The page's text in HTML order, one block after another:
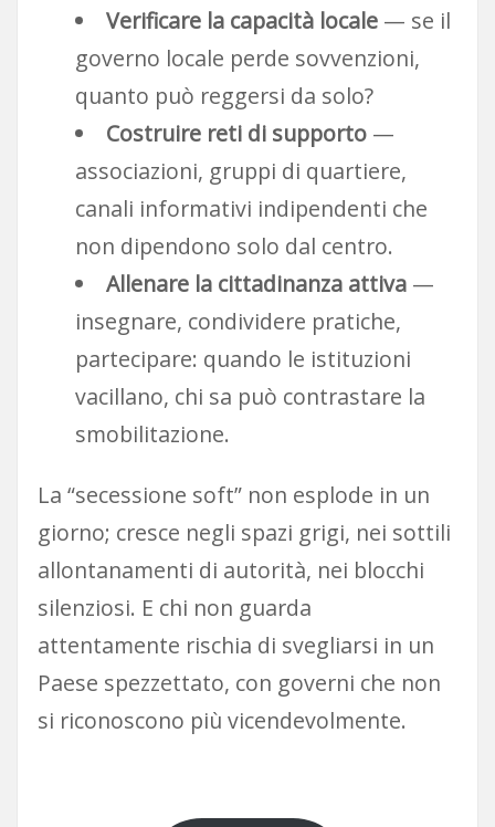
Verificare la capacità locale— se il
governo locale perde sovvenzioni,
quanto può reggersi da solo?
Costruire reti di supporto—
associazioni, gruppi di quartiere,
canali informativi indipendenti che
non dipendono solo dal centro.
Allenare la cittadinanza attiva—
insegnare, condividere pratiche,
partecipare: quando le istituzioni
vacillano, chi sa può contrastare la
smobilitazione.
La “secessione soft” non esplode in un
giorno; cresce negli spazi grigi, nei sottili
allontanamenti di autorità, nei blocchi
silenziosi. E chi non guarda
attentamente rischia di svegliarsi in un
Paese spezzettato, con governi che non
si riconoscono più vicendevolmente.